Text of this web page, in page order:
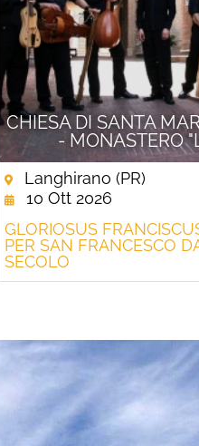
CHIESA DI SANTA
- MONASTERO
Langhirano (PR)
10 Ott 2026
GLORIOSUS
PER SAN FRANCESCO
SECOLO